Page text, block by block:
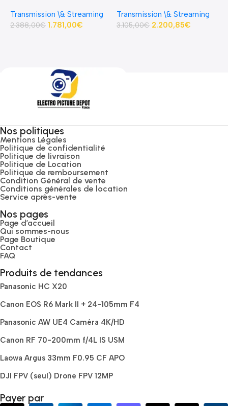
Transmitter/Receiver Kit
Transmission \& Streaming
2.388,00€ 1.781,00€
optique
Transmission \& Streaming
3.105,00€ 2.200,85€
Nos politiques
Mentions Légales
Politique de confidentialité
Politique de livraison
Politique de Location
Politique de remboursement
Condition Général de vente
Conditions générales de location
Service après-vente
Nos pages
Page d’accueil
Qui sommes-nous
Page Boutique
Contact
FAQ
Produits de tendances
Panasonic HC X20
Canon EOS R6 Mark II + 24-105mm F4
Panasonic AW UE4 Caméra 4K/HD
Canon RF 70-200mm f/4L IS USM
Laowa Argus 33mm F0.95 CF APO
DJI FPV (seul) Drone FPV 12MP
Payer par